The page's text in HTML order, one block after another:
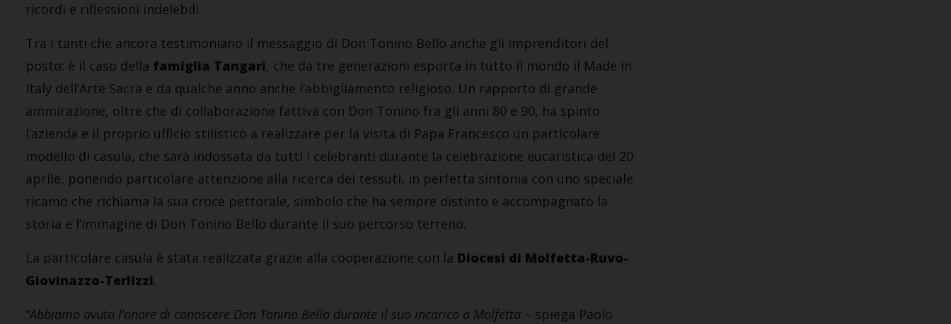
ricordi e riflessioni indelebili.
Tra i tanti che ancora testimoniano il messaggio di Don Tonino Bello anche gli imprenditori del
posto: è il caso della famiglia Tangari, che da tre generazioni esporta in tutto il mondo il Made in
Italy dell’Arte Sacra e da qualche anno anche l’abbigliamento religioso. Un rapporto di grande
ammirazione, oltre che di collaborazione fattiva con Don Tonino fra gli anni 80 e 90, ha spinto
l’azienda e il proprio ufficio stilistico a realizzare per la visita di Papa Francesco un particolare
modello di casula, che sarà indossata da tutti i celebranti durante la celebrazione eucaristica del 20
aprile, ponendo particolare attenzione alla ricerca dei tessuti, in perfetta sintonia con uno speciale
ricamo che richiama la sua croce pettorale, simbolo che ha sempre distinto e accompagnato la
storia e l’immagine di Don Tonino Bello durante il suo percorso terreno.
La particolare casula è stata realizzata grazie alla cooperazione con la Diocesi di Molfetta-Ruvo-
Giovinazzo-Terlizzi.
“Abbiamo avuto l’onore di conoscere Don Tonino Bello durante il suo incarico a Molfetta – spiega Paolo